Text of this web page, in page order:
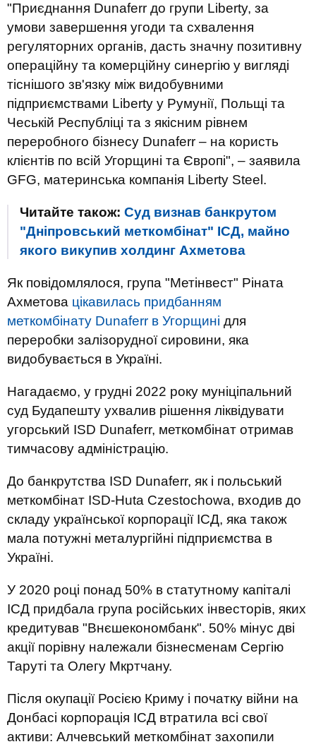
"Приєднання Dunaferr до групи Liberty, за
умови завершення угоди та схвалення
регуляторних органів, дасть значну позитивну
операційну та комерційну синергію у вигляді
тіснішого зв'язку між видобувними
підприємствами Liberty у Румунії, Польщі та
Чеській Республіці та з якісним рівнем
переробного бізнесу Dunaferr – на користь
клієнтів по всій Угорщині та Європі", – заявила
GFG, материнська компанія Liberty Steel.
Читайте також: Суд визнав банкрутом
"Дніпровський меткомбінат" ІСД, майно
якого викупив холдинг Ахметова
Як повідомлялося, група "Метінвест" Ріната
Ахметова цікавилась придбанням
меткомбінату Dunaferr в Угорщині для
переробки залізорудної сировини, яка
видобувається в Україні.
Нагадаємо, у грудні 2022 року муніціпальний
суд Будапешту ухвалив рішення ліквідувати
угорський ISD Dunaferr, меткомбінат отримав
тимчасову адміністрацію.
До банкрутства ISD Dunaferr, як і польський
меткомбінат ISD-Huta Czestochowa, входив до
складу української корпорації ІСД, яка також
мала потужні металургійні підприємства в
Україні.
У 2020 році понад 50% в статутному капіталі
ІСД придбала група російських інвесторів, яких
кредитував "Внєшекономбанк". 50% мінус дві
акції порівну належали бізнесменам Сергію
Таруті та Олегу Мкртчану.
Після окупації Росією Криму і початку війни на
Донбасі корпорація ІСД втратила всі свої
активи: Алчевський меткомбінат захопили